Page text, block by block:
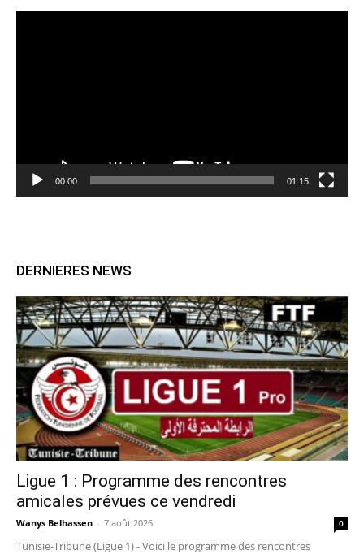
00:00 01:15
DERNIERES NEWS
Ligue 1 : Programme des rencontres
amicales prévues ce vendredi
Wanys Belhassen - 7 août 2026 0
Tunisie-Tribune (Ligue 1) - Voici le programme des rencontres